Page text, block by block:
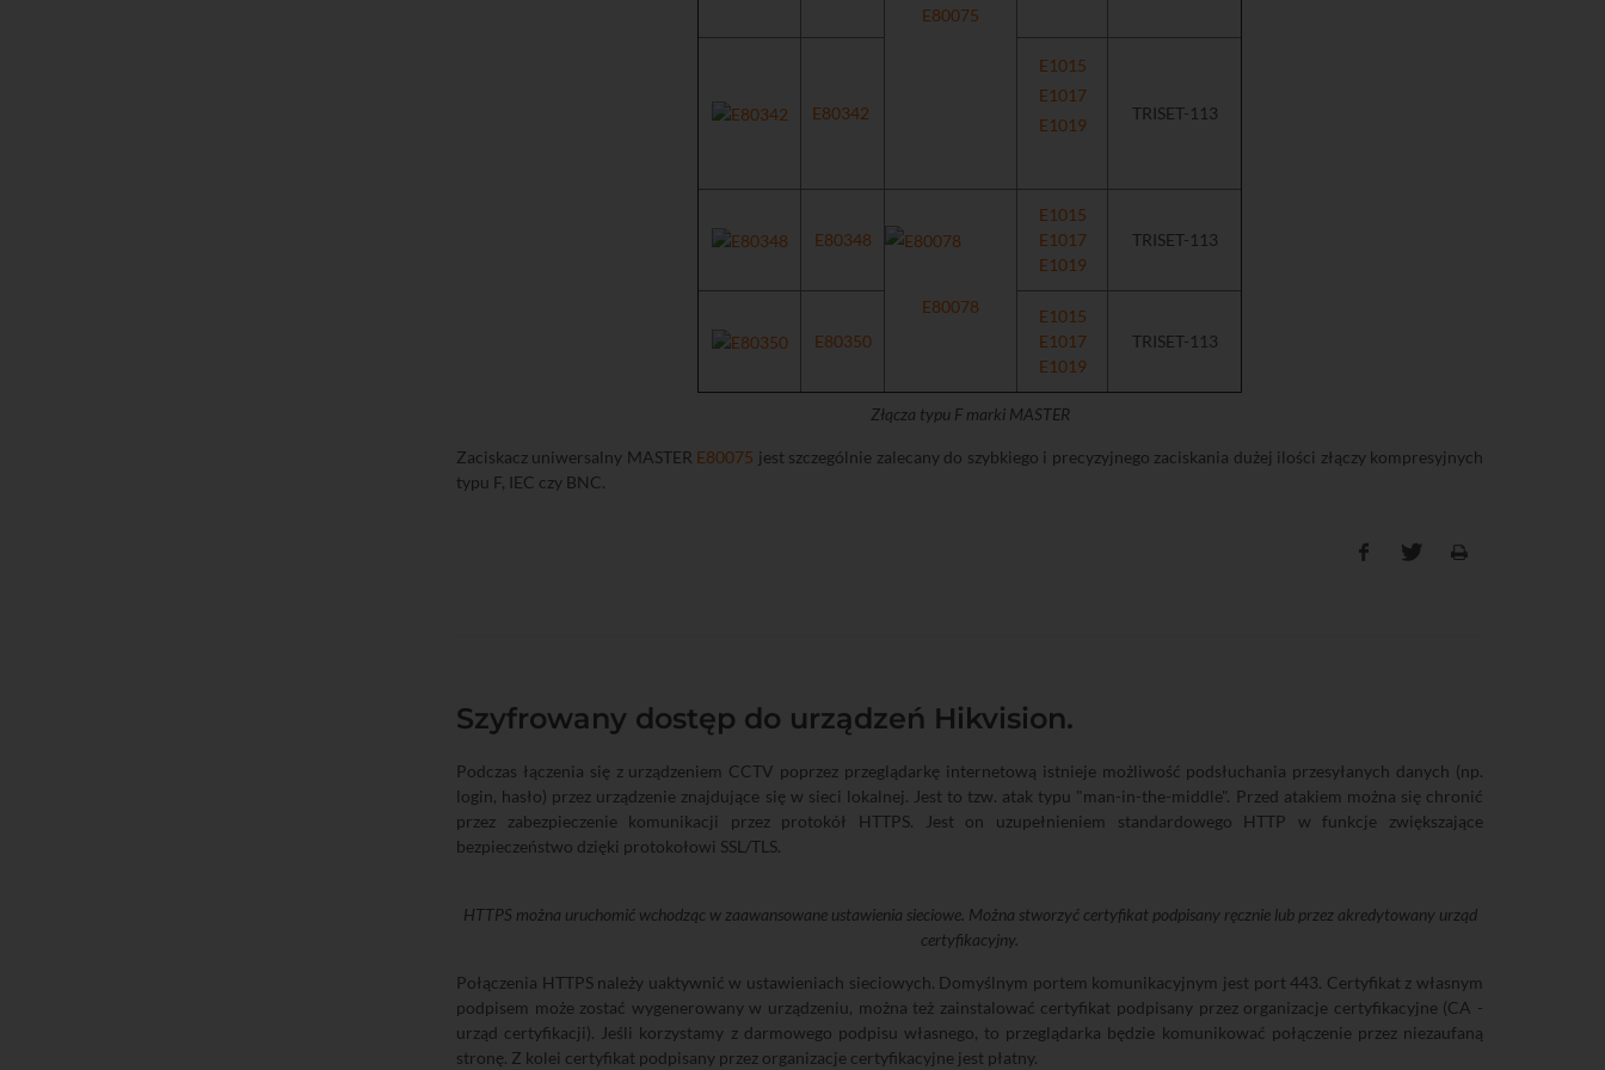
E80075
E80342
E1015
E1017
E1019
TRISET-113
E80348
E80078
E1015
E1017
E1019
TRISET-113
E80350
E1015
E1017
E1019
TRISET-113
Złącza typu F marki MASTER
Zaciskacz uniwersalny MASTER E80075 jest szczególnie zalecany do szybkiego i precyzyjnego zaciskania dużej ilości złączy kompresyjnych
typu F, IEC czy BNC.
Szyfrowany dostęp do urządzeń Hikvision.
Podczas łączenia się z urządzeniem CCTV poprzez przeglądarkę internetową istnieje możliwość podsłuchania przesyłanych danych (np.
login, hasło) przez urządzenie znajdujące się w sieci lokalnej. Jest to tzw. atak typu "man-in-the-middle". Przed atakiem można się chronić
przez zabezpieczenie komunikacji przez protokół HTTPS. Jest on uzupełnieniem standardowego HTTP w funkcje zwiększające
bezpieczeństwo dzięki protokołowi SSL/TLS.
HTTPS można uruchomić wchodząc w zaawansowane ustawienia sieciowe. Można stworzyć certyfikat podpisany ręcznie lub przez akredytowany urząd
certyfikacyjny.
Połączenia HTTPS należy uaktywnić w ustawieniach sieciowych. Domyślnym portem komunikacyjnym jest port 443. Certyfikat z własnym
podpisem może zostać wygenerowany w urządzeniu, można też zainstalować certyfikat podpisany przez organizacje certyfikacyjne (CA -
urząd certyfikacji). Jeśli korzystamy z darmowego podpisu własnego, to przeglądarka będzie komunikować połączenie przez niezaufaną
stronę. Z kolei certyfikat podpisany przez organizacje certyfikacyjne jest płatny.